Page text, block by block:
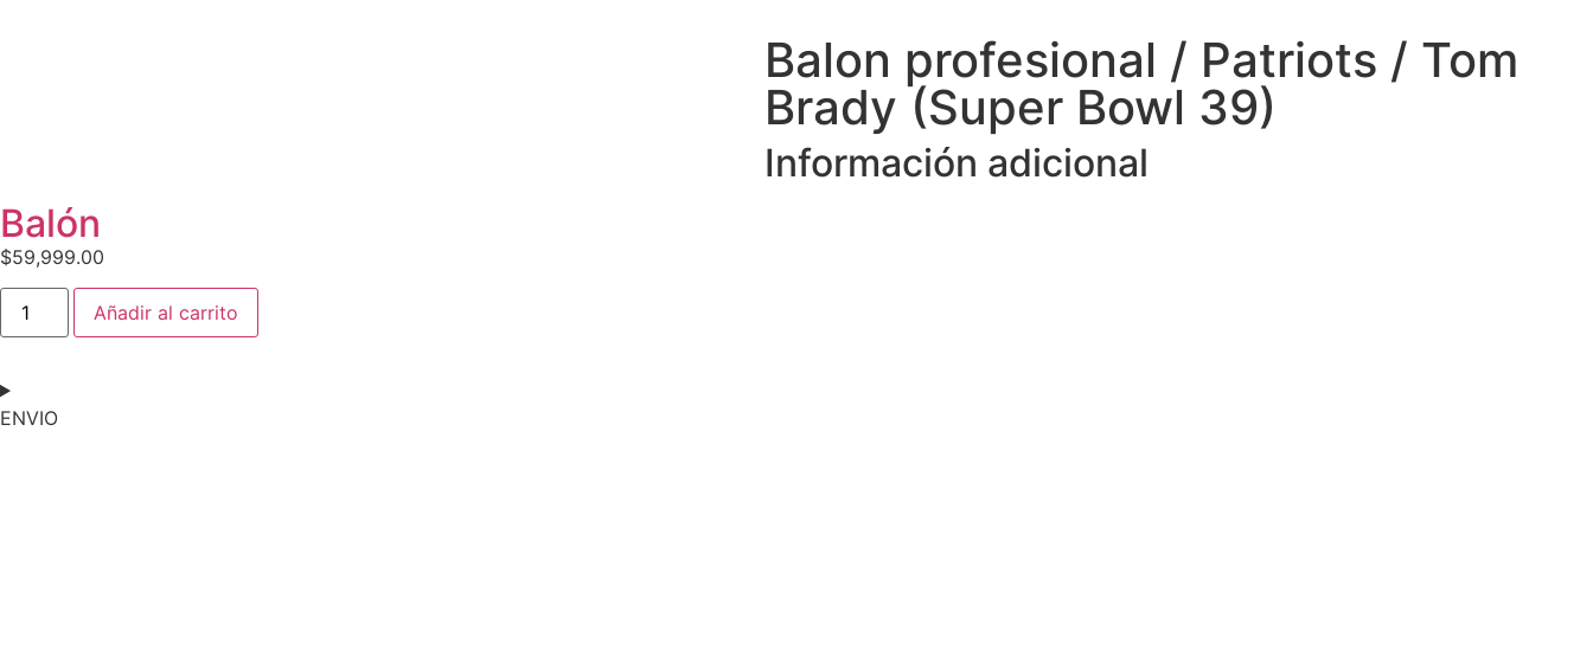
Balon profesional / Patriots / Tom
Brady (Super Bowl 39)
Información adicional
Balón
$59,999.00
Añadir al carrito
ENVIO